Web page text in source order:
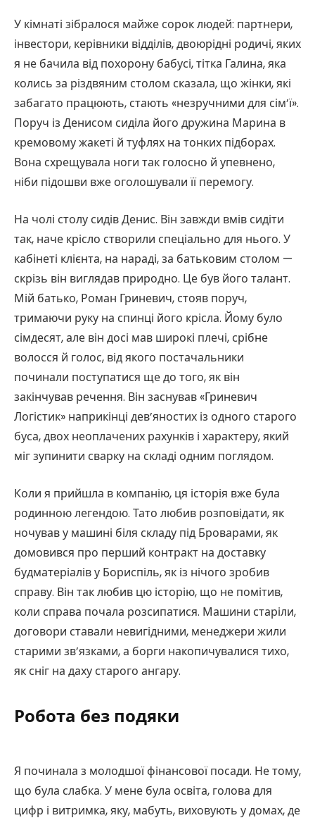
У кімнаті зібралося майже сорок людей: партнери,
інвестори, керівники відділів, двоюрідні родичі, яких
я не бачила від похорону бабусі, тітка Галина, яка
колись за різдвяним столом сказала, що жінки, які
забагато працюють, стають «незручними для сім’ї».
Поруч із Денисом сиділа його дружина Марина в
кремовому жакеті й туфлях на тонких підборах.
Вона схрещувала ноги так голосно й упевнено,
ніби підошви вже оголошували її перемогу.
На чолі столу сидів Денис. Він завжди вмів сидіти
так, наче крісло створили спеціально для нього. У
кабінеті клієнта, на нараді, за батьковим столом —
скрізь він виглядав природно. Це був його талант.
Мій батько, Роман Гриневич, стояв поруч,
тримаючи руку на спинці його крісла. Йому було
сімдесят, але він досі мав широкі плечі, срібне
волосся й голос, від якого постачальники
починали поступатися ще до того, як він
закінчував речення. Він заснував «Гриневич
Логістик» наприкінці дев’яностих із одного старого
буса, двох неоплачених рахунків і характеру, який
міг зупинити сварку на складі одним поглядом.
Коли я прийшла в компанію, ця історія вже була
родинною легендою. Тато любив розповідати, як
ночував у машині біля складу під Броварами, як
домовився про перший контракт на доставку
будматеріалів у Бориспіль, як із нічого зробив
справу. Він так любив цю історію, що не помітив,
коли справа почала розсипатися. Машини старіли,
договори ставали невигідними, менеджери жили
старими зв’язками, а борги накопичувалися тихо,
як сніг на даху старого ангару.
Робота без подяки
Я починала з молодшої фінансової посади. Не тому,
що була слабка. У мене була освіта, голова для
цифр і витримка, яку, мабуть, виховують у домах, де